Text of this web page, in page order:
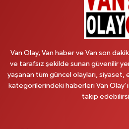
BEYAZIT MAH.ZEYLAN CADDESİ
Yol Tarifi Al
Afşar Eczanesi
Kazım Karabekir cad.Eski Araştırma
Kaval iş merkezi No: 156 B
Yol Tarifi Al
Van Olay, Van haber ve Van son
ve tarafsız şekilde sunan güvenilir
yaşanan tüm güncel olayları, siyaset,
kategorilerindeki haberleri Van
takip